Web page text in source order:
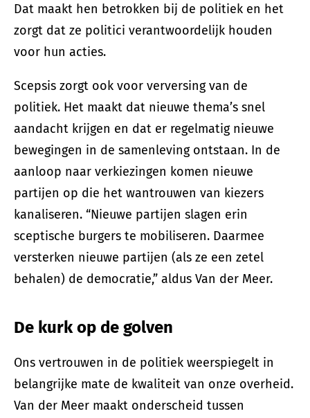
Dat maakt hen betrokken bij de politiek en het
zorgt dat ze politici verantwoordelijk houden
voor hun acties.
Scepsis zorgt ook voor verversing van de
politiek. Het maakt dat nieuwe thema’s snel
aandacht krijgen en dat er regelmatig nieuwe
bewegingen in de samenleving ontstaan. In de
aanloop naar verkiezingen komen nieuwe
partijen op die het wantrouwen van kiezers
kanaliseren. “Nieuwe partijen slagen erin
sceptische burgers te mobiliseren. Daarmee
versterken nieuwe partijen (als ze een zetel
behalen) de democratie,” aldus Van der Meer.
De kurk op de golven
Ons vertrouwen in de politiek weerspiegelt in
belangrijke mate de kwaliteit van onze overheid.
Van der Meer maakt onderscheid tussen